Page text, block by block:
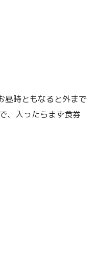
昼時ともなると外まで
、入ったらまず食券